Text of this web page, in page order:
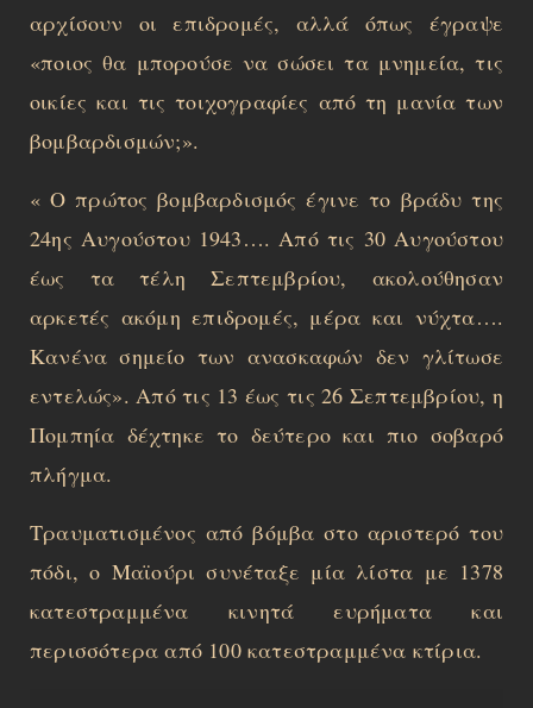
αρχίσουν οι επιδρομές, αλλά όπως έγραψε
«ποιος θα μπορούσε να σώσει τα μνημεία, τις
οικίες και τις τοιχογραφίες από τη μανία των
βομβαρδισμών;».
« Ο πρώτος βομβαρδισμός έγινε το βράδυ της
24ης Αυγούστου 1943…. Από τις 30 Αυγούστου
έως τα τέλη Σεπτεμβρίου, ακολούθησαν
αρκετές ακόμη επιδρομές, μέρα και νύχτα….
Κανένα σημείο των ανασκαφών δεν γλίτωσε
εντελώς». Από τις 13 έως τις 26 Σεπτεμβρίου, η
Πομπηία δέχτηκε το δεύτερο και πιο σοβαρό
πλήγμα.
Τραυματισμένος από βόμβα στο αριστερό του
πόδι, ο Μαϊούρι συνέταξε μία λίστα με 1378
κατεστραμμένα κινητά ευρήματα και
περισσότερα από 100 κατεστραμμένα κτίρια.